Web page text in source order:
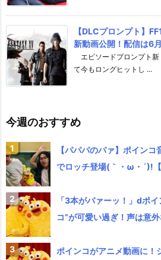
【DLCプロンプト】
新動画公開！配信は6
エピソードプロンプト新
て今もロングヒットし ...
今週のおすすめ
【パパパのパァ】ポイン
でロッチ登場(｀・ω・´)!【
「3本がパァーッ！」dポ
コ”が可愛い過ぎ！声は意
ポインコがアニメ動画に！